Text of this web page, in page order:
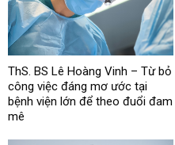
ThS. BS Lê Hoàng Vinh – Từ bỏ
công việc đáng mơ ước tại
bệnh viện lớn để theo đuổi đam
mê